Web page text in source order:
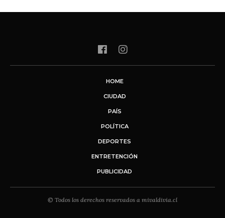
HOME
CIUDAD
PAÍS
POLÍTICA
DEPORTES
ENTRETENCIÓN
PUBLICIDAD
© Todos los derechos reservados a mivaldivia.cl